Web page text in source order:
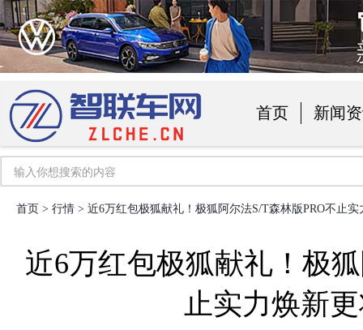
首页 新闻
首页 > 行情 > 近6万红包极狐献礼！极狐阿尔法S/T森林版PRO不止
近6万红包极狐献礼！极
止实力焕新